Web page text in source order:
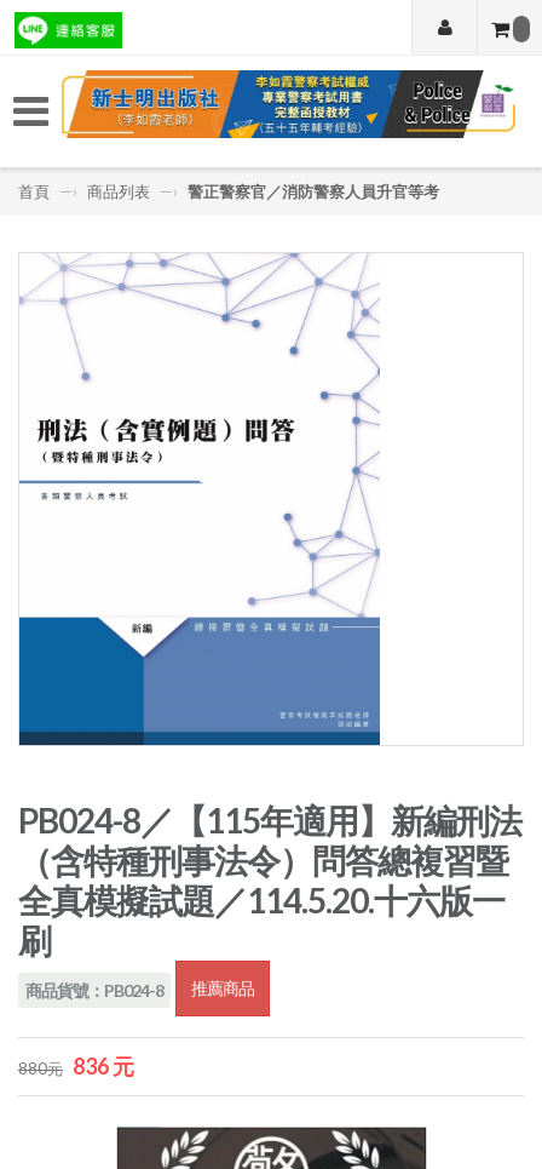
首頁 —› 商品列表 —› 警正警察官／消防警察人員升官等考
PB024-8／【115年適用】新編刑法
（含特種刑事法令）問答總複習暨
全真模擬試題／114.5.20.十六版一
刷
商品貨號：PB024-8 推薦商品
880元 836 元